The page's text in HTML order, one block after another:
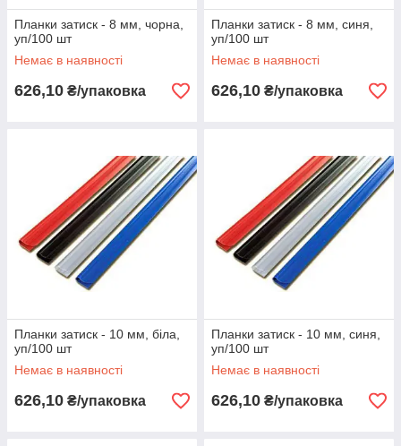
Планки затиск - 8 мм, чорна,
уп/100 шт
Немає в наявності
626,10 ₴/упаковка
Планки затиск - 8 мм, синя,
уп/100 шт
Немає в наявності
626,10 ₴/упаковка
Планки затиск - 10 мм, біла,
уп/100 шт
Немає в наявності
626,10 ₴/упаковка
Планки затиск - 10 мм, синя,
уп/100 шт
Немає в наявності
626,10 ₴/упаковка